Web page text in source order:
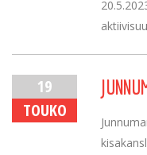
19
TOUKO